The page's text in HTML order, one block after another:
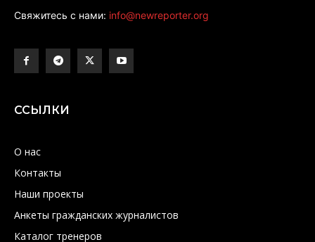
Свяжитесь с нами: info@newreporter.org
ССЫЛКИ
О нас
Контакты
Наши проекты
Анкеты гражданских журналистов
Каталог тренеров